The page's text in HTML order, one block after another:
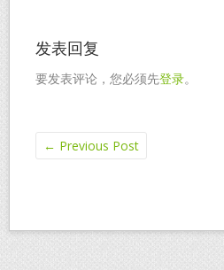
发表回复
要发表评论，您必须先登录。
← Previous Post